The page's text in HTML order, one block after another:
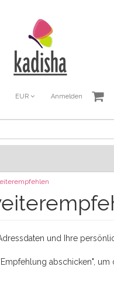
EUR Anmelden
und Ihre
abschicken", um